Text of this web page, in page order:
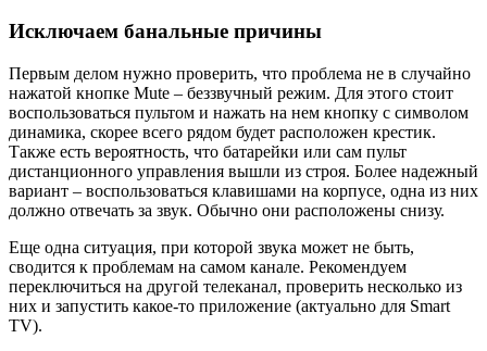
Исключаем банальные причины
Первым делом нужно проверить, что проблема не в случайно
нажатой кнопке Mute – беззвучный режим. Для этого стоит
воспользоваться пультом и нажать на нем кнопку с символом
динамика, скорее всего рядом будет расположен крестик.
Также есть вероятность, что батарейки или сам пульт
дистанционного управления вышли из строя. Более надежный
вариант – воспользоваться клавишами на корпусе, одна из них
должно отвечать за звук. Обычно они расположены снизу.
Еще одна ситуация, при которой звука может не быть,
сводится к проблемам на самом канале. Рекомендуем
переключиться на другой телеканал, проверить несколько из
них и запустить какое-то приложение (актуально для Smart
TV).